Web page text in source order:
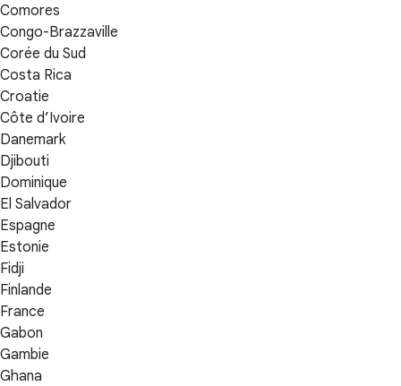
Comores
Congo-Brazzaville
Corée du Sud
Costa Rica
Croatie
Côte d’Ivoire
Danemark
Djibouti
Dominique
El Salvador
Espagne
Estonie
Fidji
Finlande
France
Gabon
Gambie
Ghana